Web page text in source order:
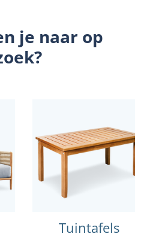
je naar op
Tuintafels